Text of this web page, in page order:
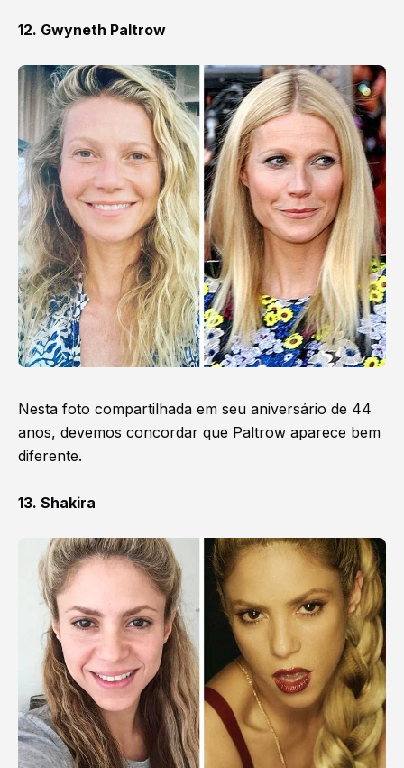
12. Gwyneth Paltrow
Nesta foto compartilhada em seu aniversário de 44
anos, devemos concordar que Paltrow aparece bem
diferente.
13. Shakira